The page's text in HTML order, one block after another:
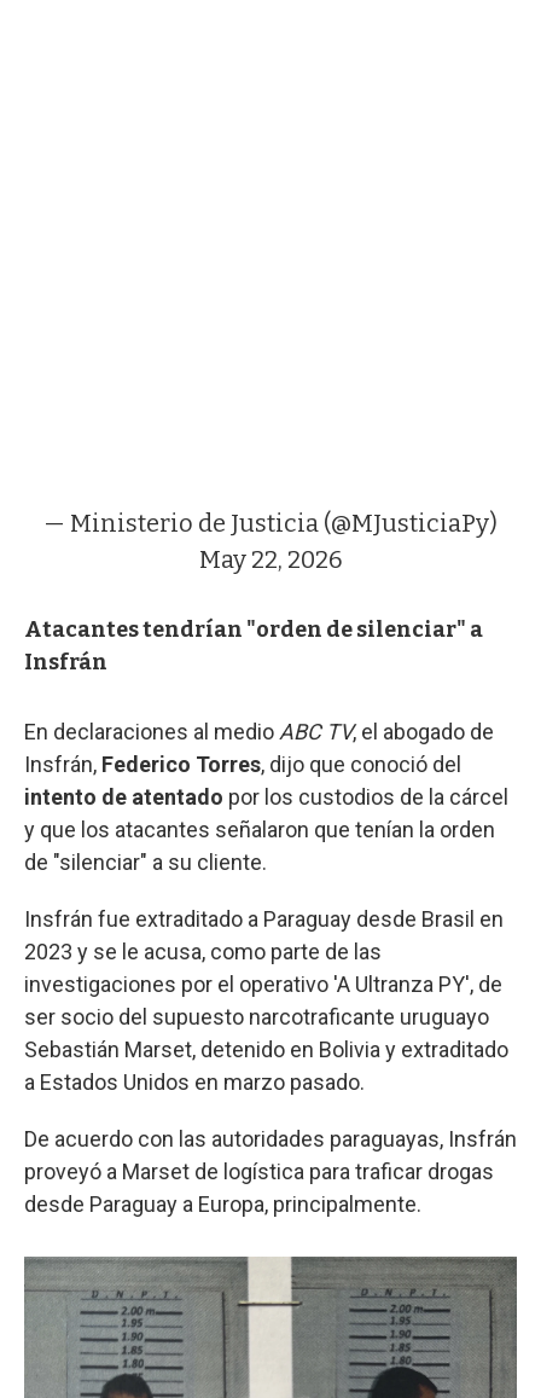
— Ministerio de Justicia (@MJusticiaPy)
May 22, 2026
Atacantes tendrían "orden de silenciar" a
Insfrán
En declaraciones al medio ABC TV, el abogado de
Insfrán, Federico Torres, dijo que conoció del
intento de atentado por los custodios de la cárcel
y que los atacantes señalaron que tenían la orden
de "silenciar" a su cliente.
Insfrán fue extraditado a Paraguay desde Brasil en
2023 y se le acusa, como parte de las
investigaciones por el operativo 'A Ultranza PY', de
ser socio del supuesto narcotraficante uruguayo
Sebastián Marset, detenido en Bolivia y extraditado
a Estados Unidos en marzo pasado.
De acuerdo con las autoridades paraguayas, Insfrán
proveyó a Marset de logística para traficar drogas
desde Paraguay a Europa, principalmente.